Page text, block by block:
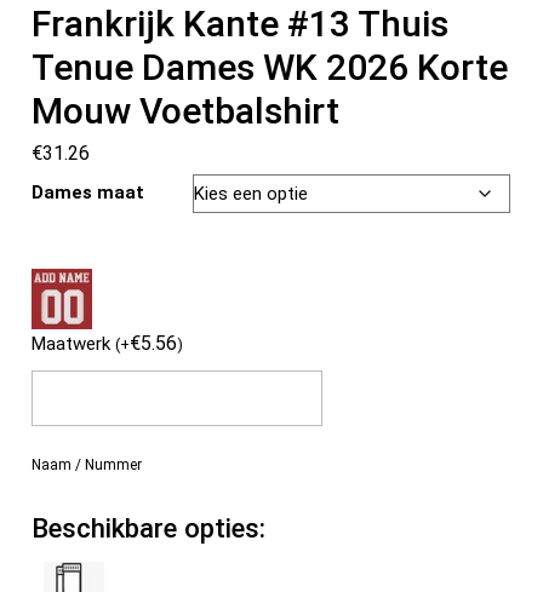
Frankrijk Kante #13 Thuis
Tenue Dames WK 2026 Korte
Mouw Voetbalshirt
€31.26
Dames maat
Maatwerk(+€5.56)
Naam / Nummer
Beschikbare opties: